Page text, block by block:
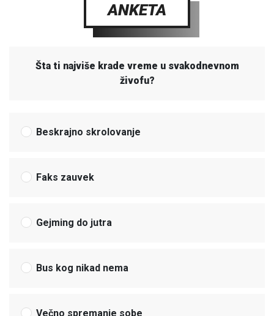
ANKETA
Šta ti najviše krade vreme u svakodnevnom
živofu?
Beskrajno skrolovanje
Faks zauvek
Gejming do jutra
Bus kog nikad nema
Večno spremanje sobe